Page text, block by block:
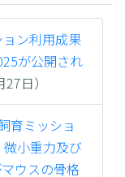
ン利用成果
が公開され
日）
育ミッショ
小重力及び
ウスの骨格